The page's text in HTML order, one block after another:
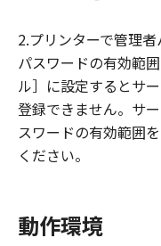
府より必要
ソフトウェ
たは間接に
2.プリンターで管理
パスワードの有効範
ル］に設定するとサ
登録できません。サ
スワードの有効範囲
ください。
動作環境